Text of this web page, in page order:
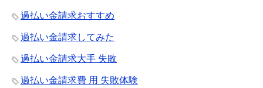
過払い金請求おすすめ
過払い金請求してみた
過払い金請求大手 失敗
過払い金請求費 用 失敗体験